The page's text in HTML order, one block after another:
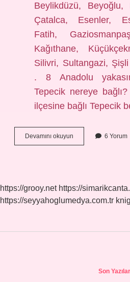
Beylikdüzü, Beyoğlu,
Çatalca, Esenler,
Fatih,
Kağıthane,
Silivri, Sultangazi,
. 8 Anadolu
Tepecik nereye
ilçesine bağlı Tepecik
Devamını okuyun İStanbul
Büyükçekmece
6 Yorum
https://grooy.net https://
https://seyyahoglumedya.com.tr
Son Yazılar